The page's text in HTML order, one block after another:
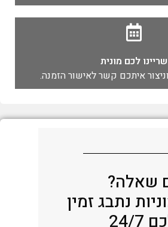
שריינו לכם מונית
איתכם קשר לאישור הזמנה.
שאלה?
נתבג זמין
7